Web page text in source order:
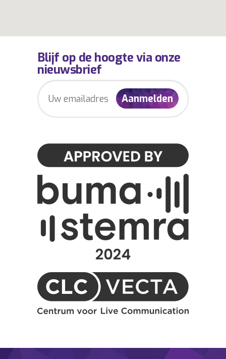
Blijf op de hoogte via onze
nieuwsbrief